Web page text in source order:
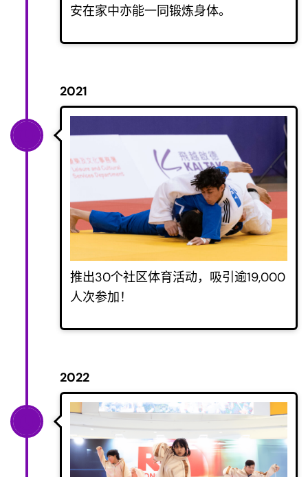
安在家中亦能一同锻炼身体。
2021
推出30个社区体育活动，吸引逾19,000
人次参加！
2022